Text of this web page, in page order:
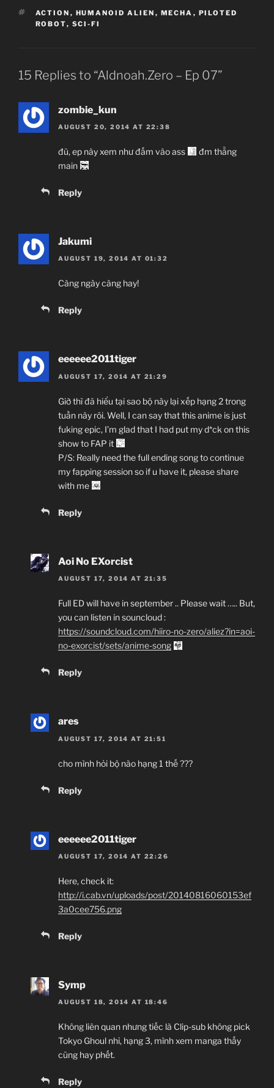
Aldnoah.Zero
06.07.2014 đến ??
Sawano Hiroyuki
Shingeki no Kyojin , Kill La Kill
JJ-Channel
Giới thiệu nội dung:
Hỏa Tinh Đại Chiến Địa Cầu.
TAGS
ACTION , HUMANOID ALIEN , MECHA , PILOTED
ROBOT, SCI-FI
15 Replies to “Aldnoah.Zero – Ep 07”
zombie_kun
AUGUST 20, 2014 AT 22:38
đù, ep này xem như đấm vào ass
đm thằng
main
Reply
Jakumi
AUGUST 19, 2014 AT 01:32
Càng ngày càng hay!
Reply
eeeeee2011tiger
AUGUST 17, 2014 AT 21:29
Giờ thì đã hiểu tại sao bộ này lại xếp hạng 2 trong
tuần này rôi. Well, I can say that this anime is just
fuking epic, I’m glad that I had put my d*ck on this
show to FAP it
P/S: Really need the full ending song to continue
my fapping session so if u have it, please share
with me
Reply
Aoi No EXorcist
AUGUST 17, 2014 AT 21:35
Full ED will have in september .. Please wait ….. But,
you can listen in souncloud :
https://soundcloud.com/hiiro-no-zero/aliez?in=aoi-
no-exorcist/sets/anime-song
Reply
ares
AUGUST 17, 2014 AT 21:51
cho mình hỏi bộ nào hạng 1 thế ???
Reply
eeeeee2011tiger
AUGUST 17, 2014 AT 22:26
Here, check it:
http://i.cab.vn/uploads/post/20140816060153ef
3a0cee756.png
Reply
Symp
AUGUST 18, 2014 AT 18:46
Không liên quan nhưng tiếc là Clip-sub không pick
Tokyo Ghoul nhỉ, hạng 3, mình xem manga thấy
cũng hay phết.
Reply